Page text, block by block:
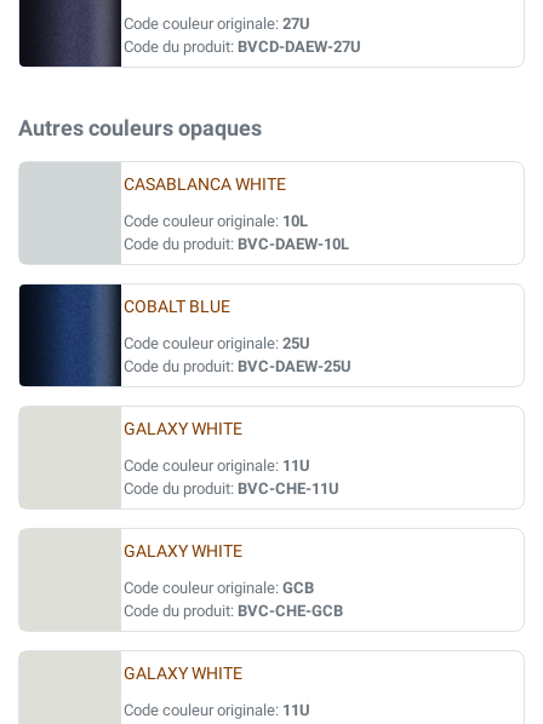
Code couleur originale: 27U
Code du produit: BVCD-DAEW-27U
Autres couleurs opaques
CASABLANCA WHITE
Code couleur originale: 10L
Code du produit: BVC-DAEW-10L
COBALT BLUE
Code couleur originale: 25U
Code du produit: BVC-DAEW-25U
GALAXY WHITE
Code couleur originale: 11U
Code du produit: BVC-CHE-11U
GALAXY WHITE
Code couleur originale: GCB
Code du produit: BVC-CHE-GCB
GALAXY WHITE
Code couleur originale: 11U